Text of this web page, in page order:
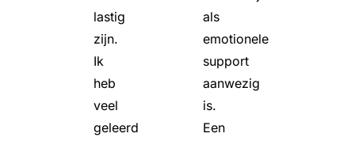
lastig
zijn.
Ik
heb
veel
geleerd
als
emotionele
support
aanwezig
is.
Een